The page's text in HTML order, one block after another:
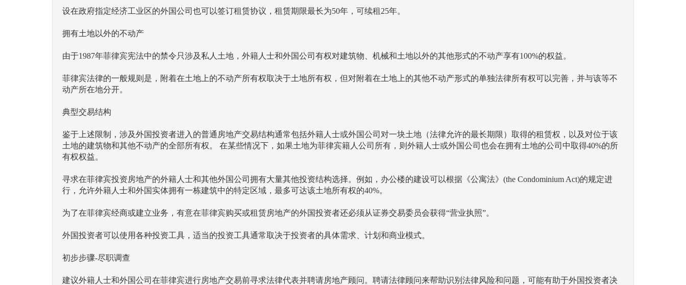
设在政府指定经济工业区的外国公司也可以签订租赁协议，租赁期限最长为50年，可续租25年。
拥有土地以外的不动产
由于1987年菲律宾宪法中的禁令只涉及私人土地，外籍人士和外国公司有权对建筑物、机械和土地以外的其他形式的不动产享有100%的权益。
菲律宾法律的一般规则是，附着在土地上的不动产所有权取决于土地所有权，但对附着在土地上的其他不动产形式的单独法律所有权可以完善，并与该等不
动产所在地分开。
典型交易结构
鉴于上述限制，涉及外国投资者进入的普通房地产交易结构通常包括外籍人士或外国公司对一块土地（法律允许的最长期限）取得的租赁权，以及对位于该
土地的建筑物和其他不动产的全部所有权。 在某些情况下，如果土地为菲律宾籍人公司所有，则外籍人士或外国公司也会在拥有土地的公司中取得40%的所
有权权益。
寻求在菲律宾投资房地产的外籍人士和其他外国公司拥有大量其他投资结构选择。例如，办公楼的建设可以根据《公寓法》(the Condominium Act)的规定进
行，允许外籍人士和外国实体拥有一栋建筑中的特定区域，最多可达该土地所有权的40%。
为了在菲律宾经商或建立业务，有意在菲律宾购买或租赁房地产的外国投资者还必须从证券交易委员会获得“营业执照”。
外国投资者可以使用各种投资工具，适当的投资工具通常取决于投资者的具体需求、计划和商业模式。
初步步骤-尽职调查
建议外籍人士和外国公司在菲律宾进行房地产交易前寻求法律代表并聘请房地产顾问。聘请法律顾问来帮助识别法律风险和问题，可能有助于外国投资者决